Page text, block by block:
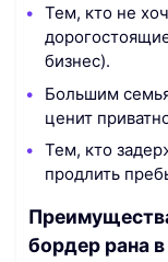
Тем, кто не
бизнес).
Большим
ценит
Тем, кто
продлить
бордер рана